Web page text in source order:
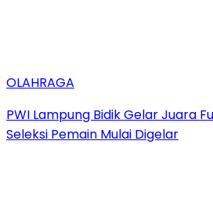
OLAHRAGA
PWI Lampung Bidik Gelar Juara
Seleksi Pemain Mulai Digelar